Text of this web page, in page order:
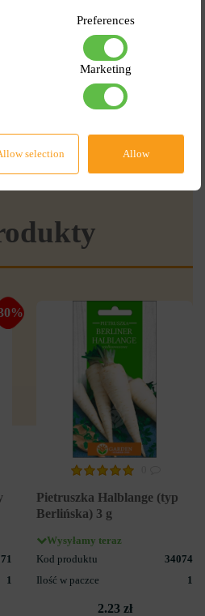
Ilość w paczce
7.19 zł2.88 zł
1
Pietruszka Halblange (typ
Berlińska) 3 g
Wysyłamy teraz
Kod produktu
34074
Ilość w paczce
1
2.23 zł
Preferences
Marketing
selection Allow